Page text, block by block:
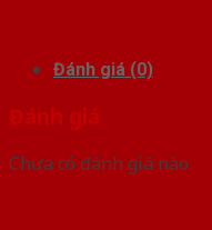
Đánh giá (0)
Đánh giá
Chưa có đánh giá nào.